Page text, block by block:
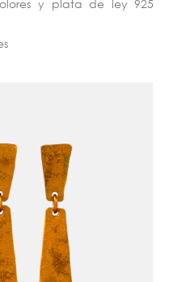
y plata de ley 925